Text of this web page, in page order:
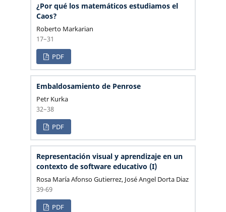
¿Por qué los matemáticos estudiamos el
Caos?
Roberto Markarian
17–31
PDF
Embaldosamiento de Penrose
Petr Kurka
32–38
PDF
Representación visual y aprendizaje en un
contexto de software educativo (I)
Rosa María Afonso Gutierrez, José Angel Dorta Diaz
39-69
PDF